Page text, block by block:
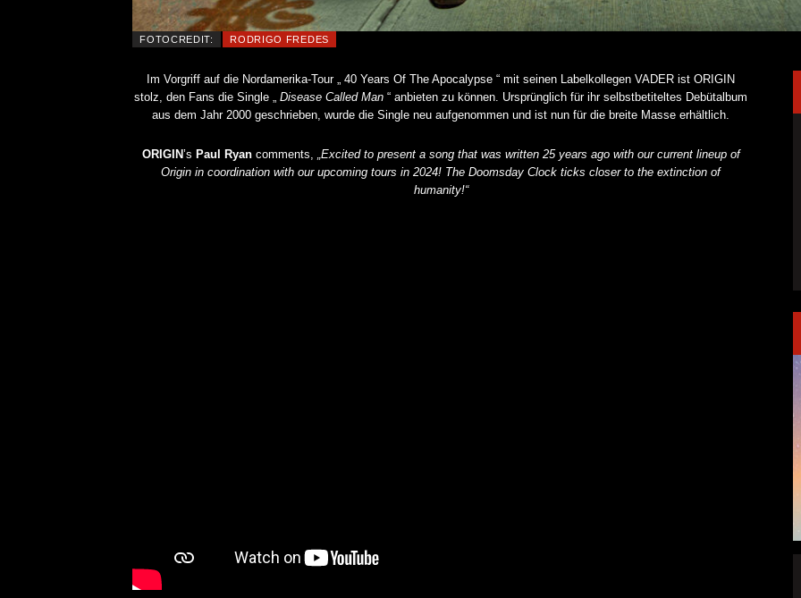
FOTOCREDIT: RODRIGO FREDES
Im Vorgriff auf die Nordamerika-Tour „ 40 Years Of The Apocalypse “ mit seinen Labelkollegen VADER ist ORIGIN
stolz, den Fans die Single „Disease Called Man “ anbieten zu können. Ursprünglich für ihr selbstbetiteltes Debütalbum
aus dem Jahr 2000 geschrieben, wurde die Single neu aufgenommen und ist nun für die breite Masse erhältlich.
ORIGIN’s Paul Ryancomments,
„Excited to present a song that was written 25 years ago with our current lineup of
Origin in coordination with our upcoming tours in 2024! The Doomsday Clock ticks closer to the extinction of
humanity!“
KRIS BARRAS BAND VERÖFFENTLICHT